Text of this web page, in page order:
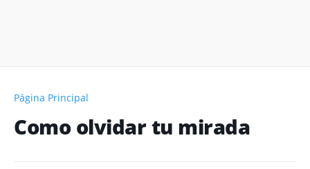
Página Principal
Como olvidar tu mirada